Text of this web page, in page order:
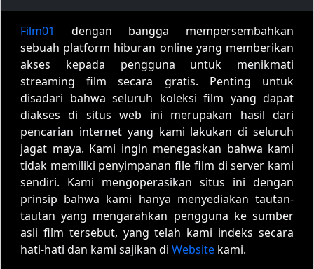
Film01
dengan bangga mempersembahkan
sebuah platform hiburan online yang memberikan
akses kepada pengguna untuk menikmati
streaming film secara gratis. Penting untuk
disadari bahwa seluruh koleksi film yang dapat
diakses di situs web ini merupakan hasil dari
pencarian internet yang kami lakukan di seluruh
jagat maya. Kami ingin menegaskan bahwa kami
tidak memiliki penyimpanan file film di server kami
sendiri. Kami mengoperasikan situs ini dengan
prinsip bahwa kami hanya menyediakan tautan-
tautan yang mengarahkan pengguna ke sumber
asli film tersebut, yang telah kami indeks secara
hati-hati dan kami sajikan di Website kami.